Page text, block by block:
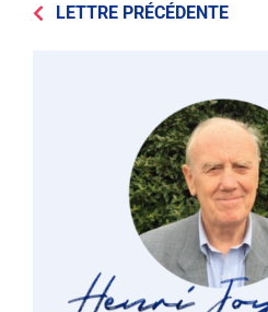
LETTRE PRÉCÉDENTE